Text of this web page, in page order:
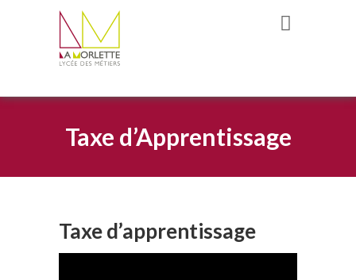
Taxe d’Apprentissage
Taxe d’apprentissage